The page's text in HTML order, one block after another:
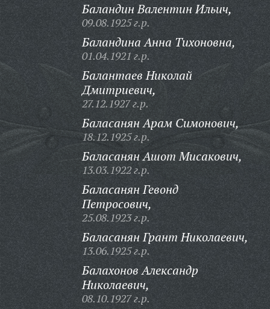
Баландин Валентин Ильич,
09.08.1925 г.р.
Баландина Анна Тихоновна,
01.04.1921 г.р.
Балантаев Николай
Дмитриевич,
27.12.1927 г.р.
Баласанян Арам Симонович,
18.12.1925 г.р.
Баласанян Ашот Мисакович,
13.03.1922 г.р.
Баласанян Гевонд
Петросович,
25.08.1923 г.р.
Баласанян Грант Николаевич,
13.06.1925 г.р.
Балахонов Александр
Николаевич,
08.10.1927 г.р.